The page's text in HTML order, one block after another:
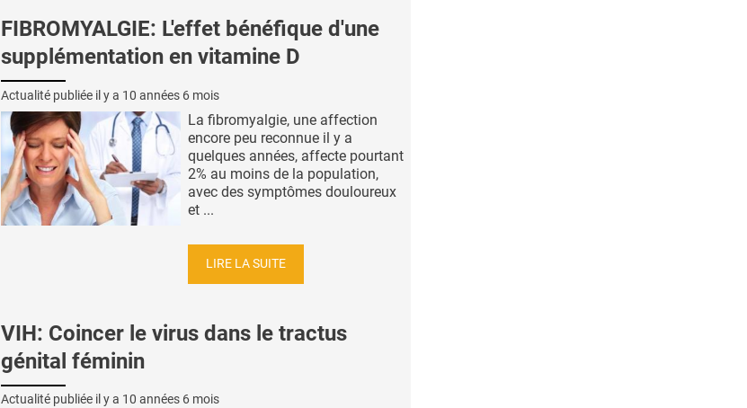
FIBROMYALGIE: L'effet bénéfique d'une
supplémentation en vitamine D
Actualité publiée il y a 10 années 6 mois
La fibromyalgie, une affection
encore peu reconnue il y a
quelques années, affecte pourtant
2% au moins de la population,
avec des symptômes douloureux
et ...
LIRE LA SUITE
VIH: Coincer le virus dans le tractus
génital féminin
Actualité publiée il y a 10 années 6 mois